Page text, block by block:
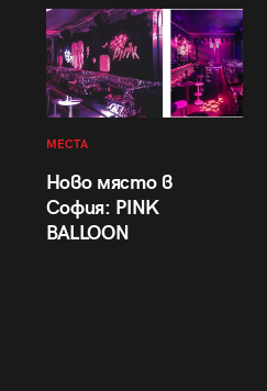
МЕСТА
Ново място в
София: PINK
BALLOON